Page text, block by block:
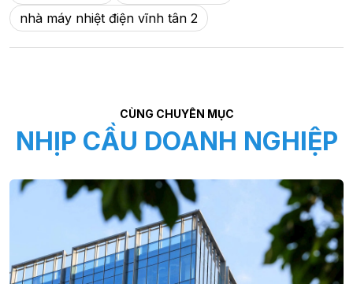
nhà máy nhiệt điện vĩnh tân 2
CÙNG CHUYÊN MỤC
NHỊP CẦU DOANH NGHIỆP